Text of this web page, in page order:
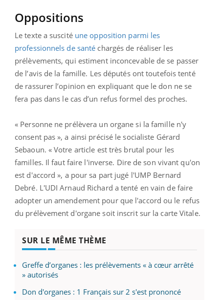
Oppositions
Le texte a suscité une opposition parmi les
professionnels de santé chargés de réaliser les
prélèvements, qui estiment inconcevable de se passer
de l’avis de la famille. Les députés ont toutefois tenté
de rassurer l’opinion en expliquant que le don ne se
fera pas dans le cas d’un refus formel des proches.
« Personne ne prélèvera un organe si la famille n'y
consent pas », a ainsi précisé le socialiste Gérard
Sebaoun. « Votre article est très brutal pour les
familles. Il faut faire l'inverse. Dire de son vivant qu'on
est d'accord », a pour sa part jugé l'UMP Bernard
Debré. L'UDI Arnaud Richard a tenté en vain de faire
adopter un amendement pour que l'accord ou le refus
du prélèvement d'organe soit inscrit sur la carte Vitale.
SUR LE MÊME THÈME
Greffe d’organes : les prélèvements « à cœur arrêté
» autorisés
Don d'organes : 1 Français sur 2 s'est prononcé